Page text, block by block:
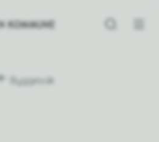
Vestre Toten
Byggesak